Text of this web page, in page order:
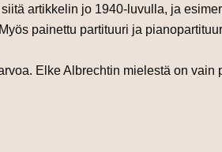
artikkelin jo 1940-luvulla, ja
painettu partituuri ja
Elke Albrechtin mielestä on